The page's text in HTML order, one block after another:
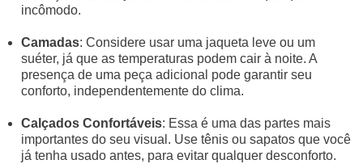
incômodo.
Camadas: Considere usar uma jaqueta leve ou um
suéter, já que as temperaturas podem cair à noite. A
presença de uma peça adicional pode garantir seu
conforto, independentemente do clima.
Calçados Confortáveis: Essa é uma das partes mais
importantes do seu visual. Use tênis ou sapatos que você
já tenha usado antes, para evitar qualquer desconforto.